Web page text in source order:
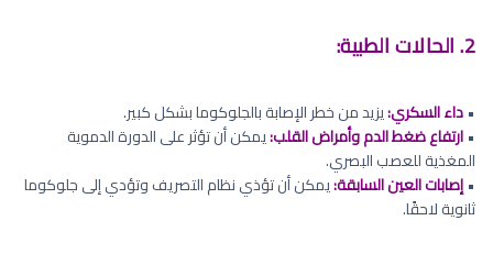
2. الحالات الطبية:
•داء السكري:يزيد من خطر الإصابة بالجلوكوما بشكل كبير.
•ارتفاع ضغط الدم وأمراض القلب:يمكن أن تؤثر على الدورة الدموية
المغذية للعصب البصري.
•إصابات العين السابقة:يمكن أن تؤذي نظام التصريف وتؤدي إلى جلوكوما
ثانوية لاحقًا.